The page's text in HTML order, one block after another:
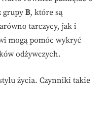
grupy B, które są
tarczycy, jak i
mogą pomóc wykryć
odżywczych.
życia. Czynniki takie